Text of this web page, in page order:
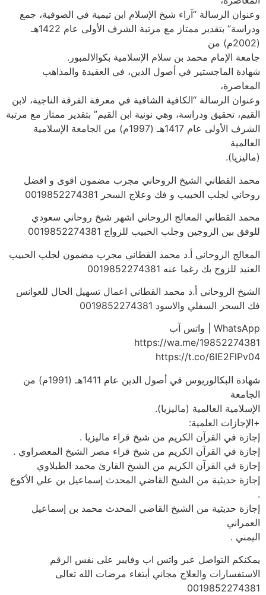
وعنوان الرسالة “آراء شيخ الإسلام ابن تيمية في الصوفية، جمع
ودراسة” بتقدير ممتاز مع مرتبة الشرف الأولى عام 1422هـ
(2002م) من
جامعة الإمام محمد بن سلام الإسلامية بكوالالمبور.
شهادة الماجستير في أصول الدين، في العقيدة والمذاهب
المعاصرة،
وعنوان الرسالة “الكافية الشافية في معرفة الفرقة الناجية، لابن
القيم، تحقيق ودراسة، وهي نونية ابن القيم” بتقدير ممتاز مع مرتبة
الشرف الأولى عام 1417هـ (1997م) من الجامعة الإسلامية
العالمية
(ماليزيا).
محمد القطاني الشيخ الروحاني مجرب مضمون اقوى و افضل
روحاني لجلب الحبيب و فك وعلاج السحر 0019852274381
محمد القطاني المعالج الروحاني اشهر شيخ روحاني سعودي
للوفق بين الزوجين وجلب الحبيب للزواج 0019852274381
المعالج الروحاني أ.د محمد القطاني مجرب مضمون لجلب الحبيب
العنيد للزوج بك رغما عنه 0019852274381
الشيخ الروحاني أ.د محمد القطاني اعمال تسهيل الحال للعوانس
فك السحر السفلي والاسود 0019852274381
WhatsApp | واتس آب
https://wa.me/19852274381
https://t.co/6IE2FlPv04
شهادة البكالوريوس في أصول الدين عام 1411هـ (1991م) من
الجامعة
الإسلامية العالمية (ماليزيا).
+الإجازات العلمية:
إجازة في القرآن الكريم من شيخ قراء ماليزيا .
إجازة في القرآن الكريم من شيخ قراء مصر الشيخ المعصراوي .
إجازة في القرآن الكريم من الشيخ القارئ محمد الطبلاوي
إجازة حديثية من الشيخ القاضي المحدث إسماعيل بن علي الأكوع
.
إجازة حديثية من الشيخ القاضي المحدث محمد بن إسماعيل
العمراني
اليمني .
يمكنكم التواصل عبر واتس اب وفايبر على نفس الرقم
الاستفسارات والعلاج مجاني أبتغاء مرضات الله تعالى
0019852274381